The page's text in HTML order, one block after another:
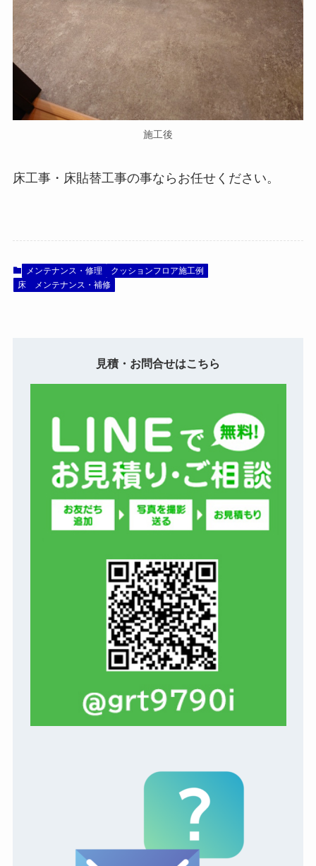
施工後
床工事・床貼替工事の事ならお任せください。
メンテナンス・修理
クッションフロア施工例
床 メンテナンス・補修
見積・お問合せはこちら